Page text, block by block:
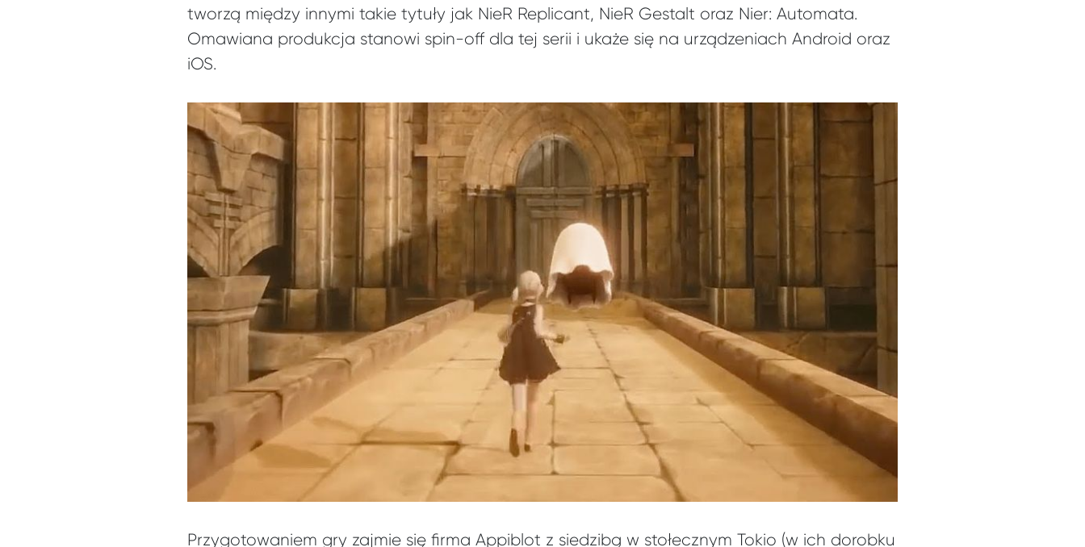
tworzą między innymi takie tytuły jak NieR Replicant, NieR Gestalt oraz Nier: Automata.
Omawiana produkcja stanowi spin-off dla tej serii i ukaże się na urządzeniach Android oraz
iOS.
Przygotowaniem gry zajmie się firma Appiblot z siedzibą w stołecznym Tokio (w ich dorobku